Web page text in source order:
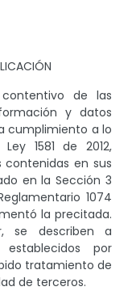
contentivo de las
y datos
cumplimiento a lo
1581 de 2012,
en sus
en la Sección 3
1074
la precitada.
se describen a
por
tratamiento de
de terceros.